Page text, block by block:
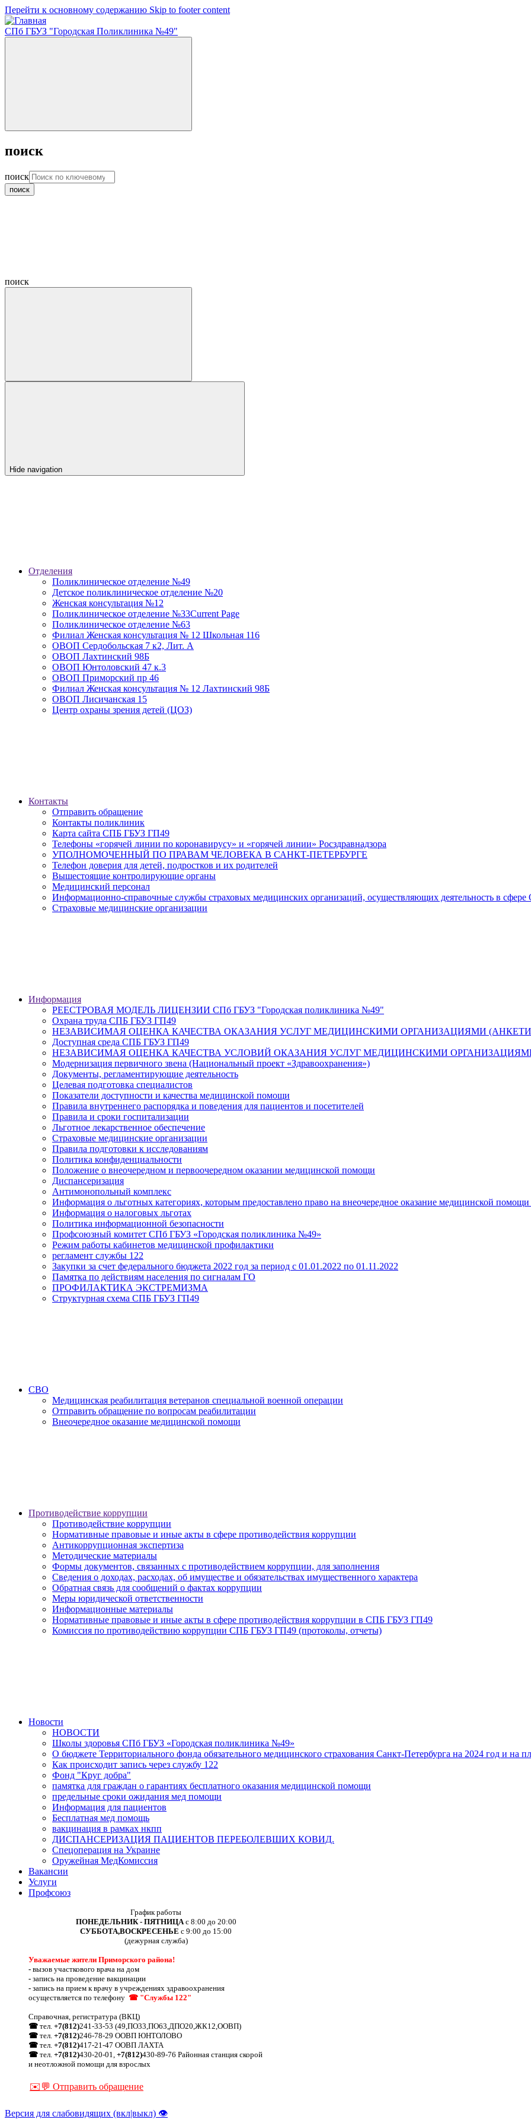
Перейти к основному содержанию Skip to footer content
СПб ГБУЗ "Городская Поликлиника №49"
поиск
поиск
поиск
Hide navigation
Отделения
Поликлиническое отделение №49
Детское поликлиническое отделение №20
Женская консультация №12
Поликлиническое отделение №33Current Page
Поликлиническое отделение №63
Филиал Женская консультация № 12 Школьная 116
ОВОП Сердобольская 7 к2, Лит. А
ОВОП Лахтинский 98Б
ОВОП Юнтоловский 47 к.3
ОВОП Приморский пр 46
Филиал Женская консультация № 12 Лахтинский 98Б
ОВОП Лисичанская 15
Центр охраны зрения детей (ЦОЗ)
Контакты
Отправить обращение
Контакты поликлиник
Карта сайта СПБ ГБУЗ ГП49
Телефоны «горячей линии по коронавирусу» и «горячей линии» Росздравнадзора
УПОЛНОМОЧЕННЫЙ ПО ПРАВАМ ЧЕЛОВЕКА В САНКТ-ПЕТЕРБУРГЕ
Телефон доверия для детей, подростков и их родителей
Вышестоящие контролирующие органы
Медицинский персонал
Информационно-справочные службы страховых медицинских организаций, осуществляющих деятельность в
Страховые медицинские организации
Информация
РЕЕСТРОВАЯ МОДЕЛЬ ЛИЦЕНЗИИ СПб ГБУЗ "Городская поликлиника №49"
Охрана труда СПБ ГБУЗ ГП49
НЕЗАВИСИМАЯ ОЦЕНКА КАЧЕСТВА ОКАЗАНИЯ УСЛУГ МЕДИЦИНСКИМИ ОРГАНИЗАЦИЯМИ
Доступная среда СПБ ГБУЗ ГП49
НЕЗАВИСИМАЯ ОЦЕНКА КАЧЕСТВА УСЛОВИЙ ОКАЗАНИЯ УСЛУГ МЕДИЦИНСКИМИ
Модернизация первичного звена (Национальный проект «Здравоохранения»)
Документы, регламентирующие деятельность
Целевая подготовка специалистов
Показатели доступности и качества медицинской помощи
Правила внутреннего распорядка и поведения для пациентов и посетителей
Правила и сроки госпитализации
Льготное лекарственное обеспечение
Страховые медицинские организации
Правила подготовки к исследованиям
Политика конфиденциальности
Положение о внеочередном и первоочередном оказании медицинской помощи
Диспансеризация
Антимонопольный комплекс
Информация о льготных категориях, которым предоставлено право на внеочередное оказание медицинской
Информация о налоговых льготах
Политика информационной безопасности
Профсоюзный комитет СПб ГБУЗ «Городская поликлиника №49»
Режим работы кабинетов медицинской профилактики
регламент службы 122
Закупки за счет федерального бюджета 2022 год за период с 01.01.2022 по 01.11.2022
Памятка по действиям населения по сигналам ГО
ПРОФИЛАКТИКА ЭКСТРЕМИЗМА
Структурная схема СПБ ГБУЗ ГП49
СВО
Медицинская реабилитация ветеранов специальной военной операции
Отправить обращение по вопросам реабилитации
Внеочередное оказание медицинской помощи
Противодействие коррупции
Противодействие коррупции
Нормативные правовые и иные акты в сфере противодействия коррупции
Антикоррупционная экспертиза
Методические материалы
Формы документов, связанных с противодействием коррупции, для заполнения
Сведения о доходах, расходах, об имуществе и обязательствах имущественного характера
Обратная связь для сообщений о фактах коррупции
Меры юридической ответственности
Информационные материалы
Нормативные правовые и иные акты в сфере противодействия коррупции в СПБ ГБУЗ ГП49
Комиссия по противодействию коррупции СПБ ГБУЗ ГП49 (протоколы, отчеты)
Новости
НОВОСТИ
Школы здоровья СПб ГБУЗ «Городская поликлиника №49»
О бюджете Территориального фонда обязательного медицинского страхования Санкт-Петербурга на 2024 год и на
Как происходит запись через службу 122
Фонд "Круг добра"
памятка для граждан о гарантиях бесплатного оказания медицинской помощи
предельные сроки ожидания мед помощи
Информация для пациентов
Бесплатная мед помощь
вакцинация в рамках нкпп
ДИСПАНСЕРИЗАЦИЯ ПАЦИЕНТОВ ПЕРЕБОЛЕВШИХ КОВИД.
Спецоперация на Украине
Оружейная МедКомиссия
Вакансии
Услуги
Профсоюз
График работы
ПОНЕДЕЛЬНИК - ПЯТНИЦА с 8:00 до 20:00
СУББОТА,ВОСКРЕСЕНЬЕ с 9:00 до 15:00
(дежурная служба)
Уважаемые жители Приморского района!
- вызов участкового врача на дом
- запись на проведение вакцинации
- запись на прием к врачу в учреждениях здравоохранения
осуществляется по телефону ☎ "Службы 122"
Справочная, регистратура (ВКЦ)
☎ тел. +7(812)241-33-53 (49,ПО33,ПО63,ДПО20,ЖК12,ООВП)
☎ тел. +7(812)246-78-29 ООВП ЮНТОЛОВО
☎ тел. +7(812)417-21-47 ООВП ЛАХТА
☎ тел. +7(812)430-20-01, +7(812)430-89-76 Районная станция скорой
и неотложной помощи для взрослых
✉️💬 Отправить обращение
Версия для слабовидящих (вкл|выкл) 👁